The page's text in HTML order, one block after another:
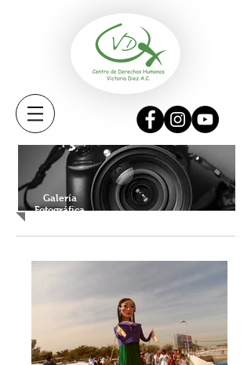
Galería
Fotográfica